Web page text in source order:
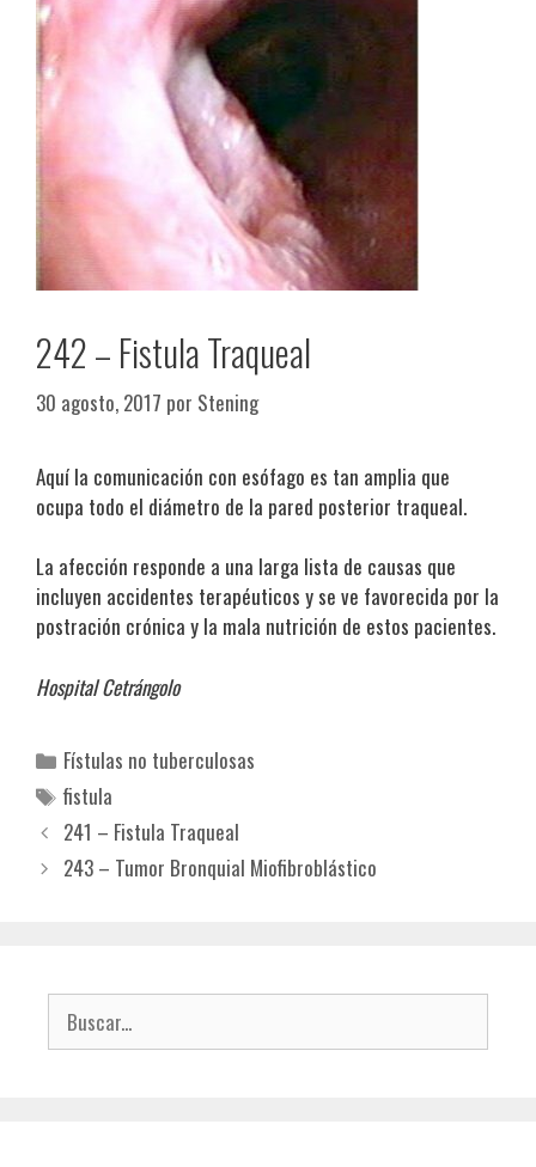
242 – Fistula Traqueal
30 agosto, 2017 por Stening
Aquí la comunicación con esófago es tan amplia que
ocupa todo el diámetro de la pared posterior traqueal.
La afección responde a una larga lista de causas que
incluyen accidentes terapéuticos y se ve favorecida por la
postración crónica y la mala nutrición de estos pacientes.
Hospital Cetrángolo
Categorías
Fístulas no tuberculosas
Etiquetas
fistula
241 – Fistula Traqueal
243 – Tumor Bronquial Miofibroblástico
Buscar: